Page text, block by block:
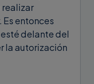
entonces
delante del
la autorización